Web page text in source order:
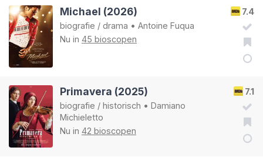
7.4
Michael (2026)
biografie / drama • Antoine Fuqua
Nu in 45 bioscopen
7.1
Primavera (2025)
biografie / historisch • Damiano
Michieletto
Nu in 42 bioscopen